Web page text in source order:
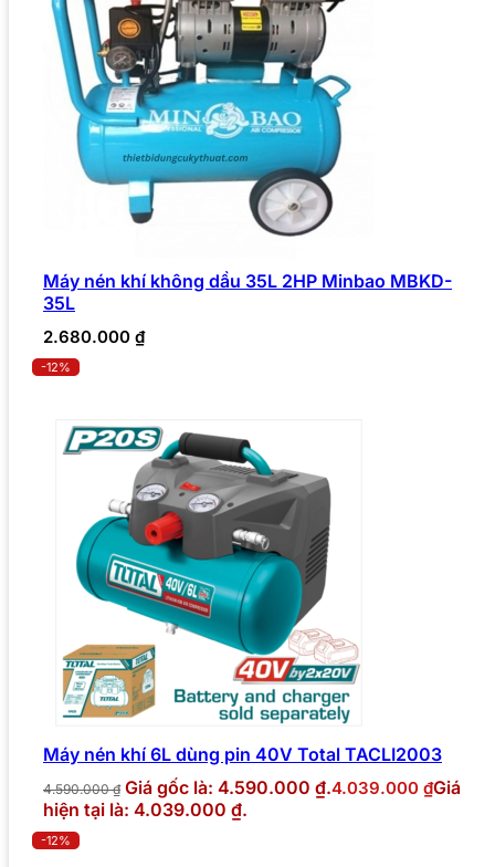
Máy nén khí không dầu 35L 2HP Minbao MBKD-
35L
2.680.000 ₫
-12%
Máy nén khí 6L dùng pin 40V Total TACLI2003
4.590.000₫ Giá gốc là: 4.590.000 ₫.4.039.000 ₫Giá
hiện tại là: 4.039.000 ₫.
-12%